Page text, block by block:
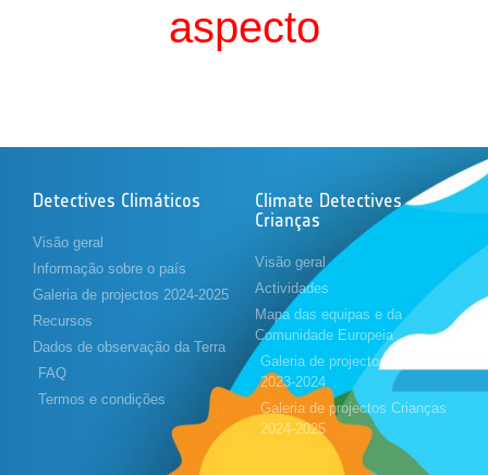
aspecto
Detectives Climáticos
Visão geral
Informação sobre o país
Galeria de projectos 2024-2025
Recursos
Dados de observação da Terra
FAQ
Termos e condições
Climate Detectives
Crianças
Visão geral
Actividades
Mapa das equipas e da
Comunidade Europeia
Galeria de projectos Crianças
2023-2024
Galeria de projectos Crianças
2024-2025